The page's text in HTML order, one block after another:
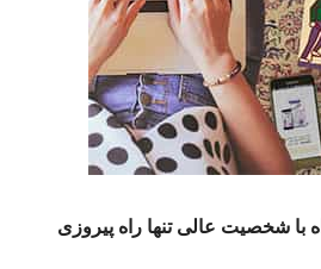
با شخصیت عالی تنها راه پیروزی